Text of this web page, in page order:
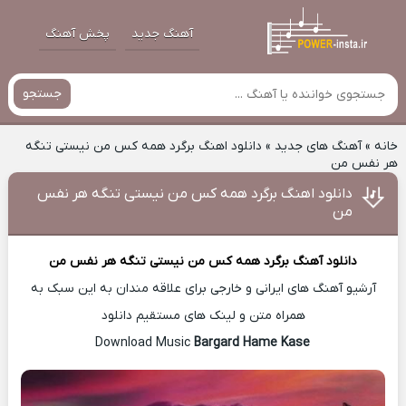
آهنگ جدید پخش آهنگ
جستجو
خانه»آهنگ های جدید » دانلود اهنگ برگرد همه کس من نیستی تنگه
هر نفس من
دانلود اهنگ برگرد همه کس من نیستی تنگه هر نفس
من
دانلود آهنگ برگرد همه کس من نیستی تنگه هر نفس من
آرشیو آهنگ های ایرانی و خارجی برای علاقه مندان به این سبک به
همراه متن و لینک های مستقیم دانلود
Bargard Hame Kase